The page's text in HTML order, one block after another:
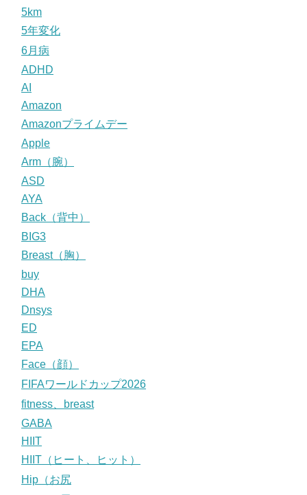
5km
5年変化
6月病
ADHD
AI
Amazon
Amazonプライムデー
Apple
Arm（腕）
ASD
AYA
Back（背中）
BIG3
Breast（胸）
buy
DHA
Dnsys
ED
EPA
Face（顔）
FIFAワールドカップ2026
fitness、breast
GABA
HIIT
HIIT（ヒート、ヒット）
Hip（お尻